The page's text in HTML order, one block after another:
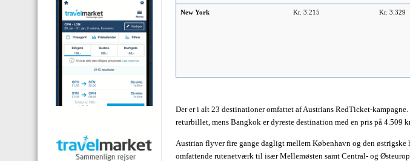
New York Kr. 3.215 Kr. 3.329
Der er i alt 23 destinationer omfattet af Austrians RedTicket-
returbillet, mens Bangkok er dyreste destination med en pris på 4.509
Austrian flyver fire gange dagligt mellem København og den østrigske
omfattende rutenetværk til især Mellemøsten samt Central- og